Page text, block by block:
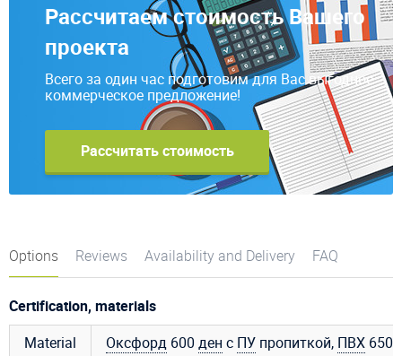
Рассчитаем стоимость Вашего
проекта
Всего за один час подготовим для Вас выгодное
коммерческое предложение!
Рассчитать стоимость
Options Reviews Availability and Delivery FAQ
Certification, materials
Material
Оксфорд 600 ден с ПУ пропиткой, ПВХ 650